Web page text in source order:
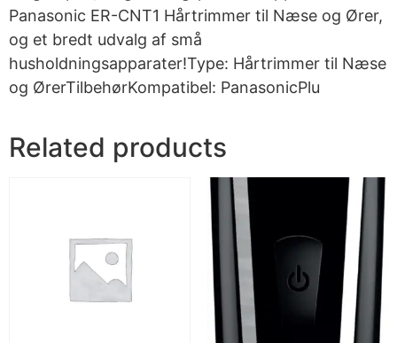
Panasonic ER-CNT1 Hårtrimmer til Næse og Ører,
og et bredt udvalg af små
husholdningsapparater!Type: Hårtrimmer til Næse
og ØrerTilbehørKompatibel: PanasonicPlu
Related products